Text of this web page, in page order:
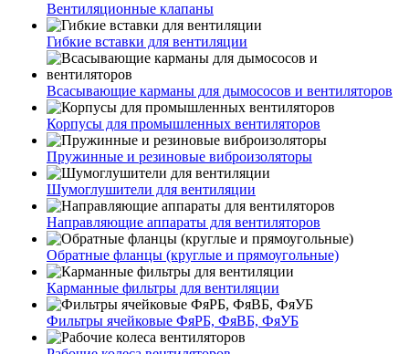
Вентиляционные клапаны
Гибкие вставки для вентиляции
Всасывающие карманы для дымососов и вентиляторов
Корпусы для промышленных вентиляторов
Пружинные и резиновые виброизоляторы
Шумоглушители для вентиляции
Направляющие аппараты для вентиляторов
Обратные фланцы (круглые и прямоугольные)
Карманные фильтры для вентиляции
Фильтры ячейковые ФяРБ, ФяВБ, ФяУБ